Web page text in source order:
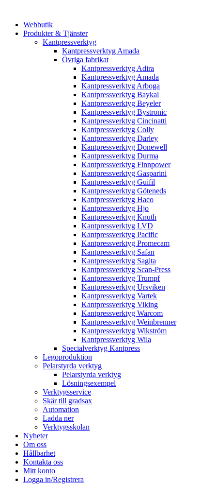
Webbutik
Produkter & Tjänster
Kantpressverktyg
Kantpressverktyg Amada
Övriga fabrikat
Kantpressverktyg Adira
Kantpressverktyg Amada
Kantpressverktyg Arboga
Kantpressverktyg Baykal
Kantpressverktyg Beyeler
Kantpressverktyg Bystronic
Kantpressverktyg Cincinatti
Kantpressverktyg Colly
Kantpressverktyg Darley
Kantpressverktyg Donewell
Kantpressverktyg Durma
Kantpressverktyg Finnpower
Kantpressverktyg Gasparini
Kantpressverktyg Guifil
Kantpressverktyg Göteneds
Kantpressverktyg Haco
Kantpressverktyg Hjo
Kantpressverktyg Knuth
Kantpressverktyg LVD
Kantpressverktyg Pacific
Kantpressverktyg Promecam
Kantpressverktyg Safan
Kantpressverktyg Sagita
Kantpressverktyg Scan-Press
Kantpressverktyg Trumpf
Kantpressverktyg Ursviken
Kantpressverktyg Vartek
Kantpressverktyg Viking
Kantpressverktyg Warcom
Kantpressverktyg Weinbrenner
Kantpressverktyg Wikström
Kantpressverktyg Wila
Specialverktyg Kantpress
Legoproduktion
Pelarstyrda verktyg
Pelarstyrda verktyg
Lösningsexempel
Verktygsservice
Skär till gradsax
Automation
Ladda ner
Verktygsskolan
Nyheter
Om oss
Hållbarhet
Kontakta oss
Mitt konto
Logga in/Registrera